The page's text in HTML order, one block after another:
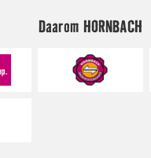
Daarom HORNBACH